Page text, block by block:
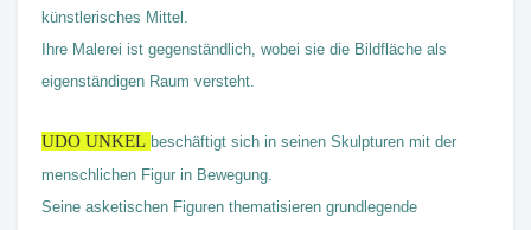
künstlerisches Mittel.
Ihre Malerei ist gegenständlich, wobei sie die Bildfläche als
eigenständigen Raum versteht.
UDO UNKEL beschäftigt sich in seinen Skulpturen mit der
menschlichen Figur in Bewegung.
Seine asketischen Figuren thematisieren grundlegende